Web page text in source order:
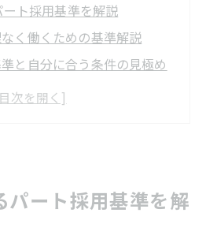
ト採用基準を解説
く働くための基準解説
と自分に合う条件の見極め
る選び方の実践術
パート採用基準を解